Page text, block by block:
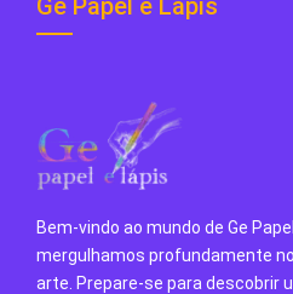
Ge Papel e Lápis
Bem-vindo ao mundo de Ge
mergulhamos profundamente
arte. Prepare-se para descobrir